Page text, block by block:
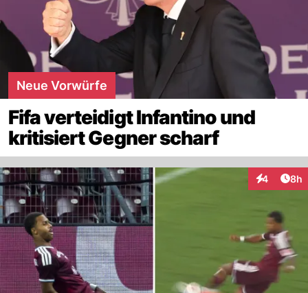
Neue Vorwürfe
Fifa verteidigt Infantino und
kritisiert Gegner scharf
4 8h